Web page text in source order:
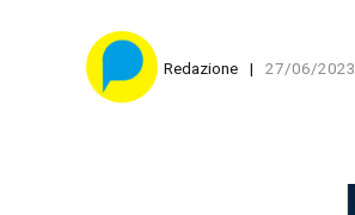
Redazione 27/06/2023